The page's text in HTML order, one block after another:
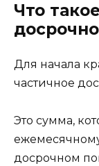
Что
Для начала
частичное
Это сумма,
досрочном